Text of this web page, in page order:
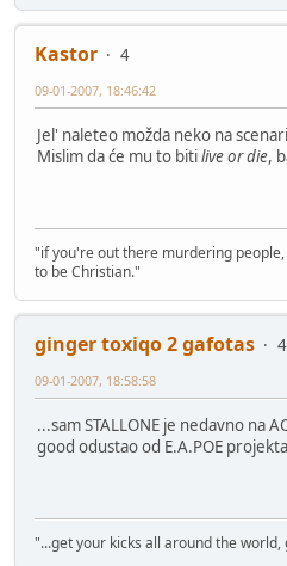
Kastor
4
09-01-2007, 18:46:42
Jel' naleteo možda neko na
Mislim da će mu to bitilive or die,
"if you're out there murdering
to be Christian."
ginger toxiqo 2 gafotas
4
09-01-2007, 18:58:58
...sam STALLONE je nedavno na
good odustao od E.A.POE
"...get your kicks all around the